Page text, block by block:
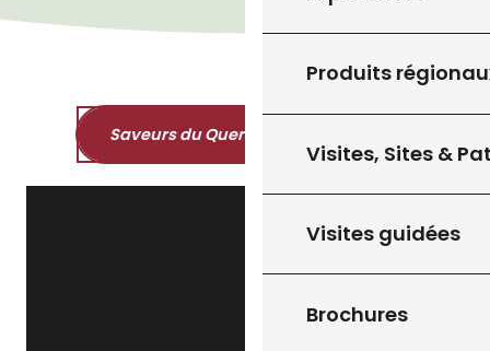
Produits
Visites, Sites &
Visites guidées
Brochures
Saveurs du Quercy et du Périgord